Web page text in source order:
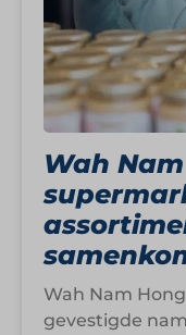
Wah
Wah Nam
gevestigde